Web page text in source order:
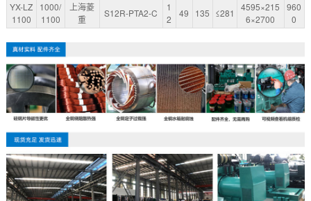
YX-LZ
1100
1000/
1100
上海菱
重
S12R-PTA2-C
1
2
49 135 ≤281
4595×215
6×2700
960
0